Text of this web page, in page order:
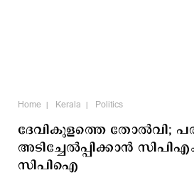
Home Kerala Politics
ദേവികുളത്തെ തോല്‍വി;
അടിച്ചേല്‍പ്പിക്കാന്‍
സിപിഐ